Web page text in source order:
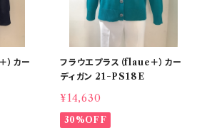
）カー
フラウエプラス（flaue＋）カー
ディガン 21−PS18E
¥14,630
30%OFF